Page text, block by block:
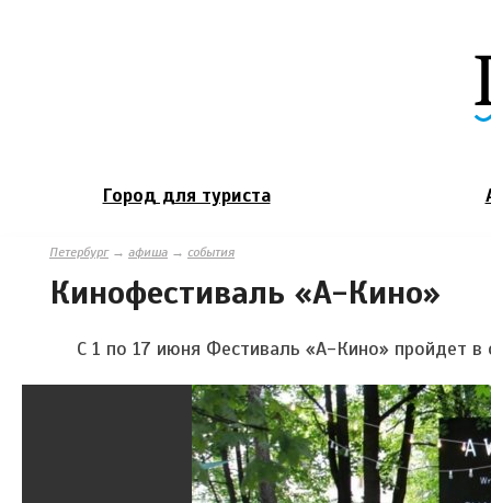
Город для туриста
Петербург→ афиша → события
Кинофестиваль «А-Кино»
С 1 по 17 июня Фестиваль «А-Кино» пройдет